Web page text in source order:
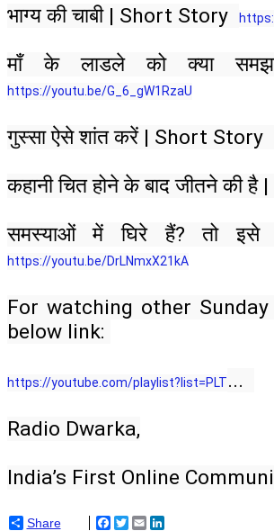
भाग्य की चाबी | Short Story
माँ के लाडले को क्या
https://youtu.be/G_6_gW1RzaU​​
गुस्सा ऐसे शांत करें | Short Story
कहानी चित होने के बाद जीतने की
समस्याओं में घिरे हैं? तो इसे
https://youtu.be/DrLNmxX21kA​​
For watching other
below link:
https://youtube.com/playlist?list=PLT...
Radio Dwarka,
India’s First Online
Share Facebook
TwitterEmail